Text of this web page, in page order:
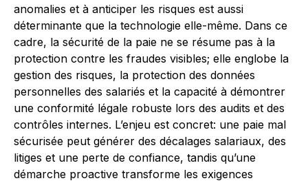
anomalies et à anticiper les risques est aussi
déterminante que la technologie elle-même. Dans ce
cadre, la sécurité de la paie ne se résume pas à la
protection contre les fraudes visibles; elle englobe la
gestion des risques, la protection des données
personnelles des salariés et la capacité à démontrer
une conformité légale robuste lors des audits et des
contrôles internes. L’enjeu est concret: une paie mal
sécurisée peut générer des décalages salariaux, des
litiges et une perte de confiance, tandis qu’une
démarche proactive transforme les exigences